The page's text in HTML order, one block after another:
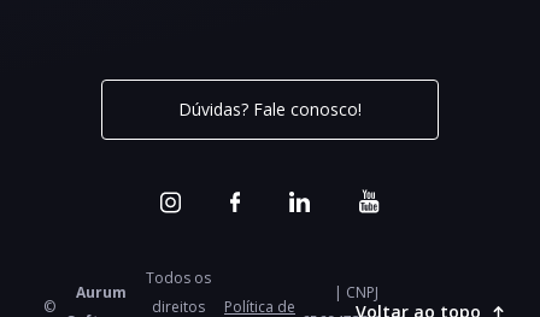
Dúvidas? Fale conosco!
©
Aurum
Todos os
direitos
Política de
| CNPJ
Voltar ao topo